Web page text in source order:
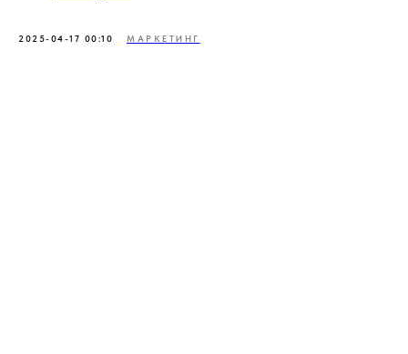
2025-04-17 00:10 МАРКЕТИНГ